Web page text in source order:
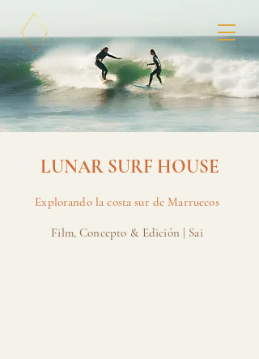
LUNAR SURF HOUSE
Explorando la costa sur de Marruecos
Film, Concepto & Edición | Sai